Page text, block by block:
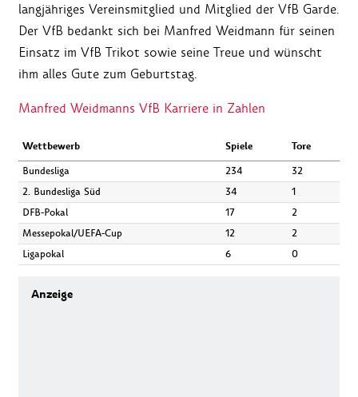
langjähriges Vereinsmitglied und Mitglied der VfB Garde.
Der VfB bedankt sich bei Manfred Weidmann für seinen
Einsatz im VfB Trikot sowie seine Treue und wünscht
ihm alles Gute zum Geburtstag.
Manfred Weidmanns VfB Karriere in Zahlen
Wettbewerb Spiele Tore
Bundesliga 234
32
2. Bundesliga Süd
34
1
DFB-Pokal
17
2
Messepokal/UEFA-Cup
12
2
Ligapokal
6 0